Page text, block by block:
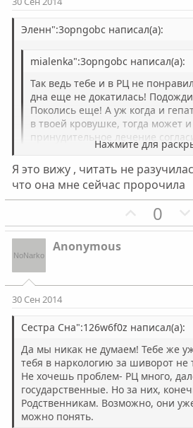
н
й
г
о
л
о
с
Эленн":3opngobc написал(а):
mialenka":3opngobc написал(а):
Так ведь тебе и в РЦ не
дна еще не докатилась!
Поколись еще! А уж когда и
в твоей кровушке, тогда может
принудительное лечение
крыша над головой была. А? Как
перспектива?
Нажмите для
Девушка, тут у всех история не
числе. С хорошими историями
&&nunu
Нажмите для
Я это вижу , читать не
что она мне сейчас пророчила
П
о
т
н
ы
й
г
о
л
0
Anonymous
30 Сен 2014
Сестра Сна":126w6f0z написал(а):
Да мы никак не думаем! Тебе же
тебя в наркологию за шиворот не
Не хочешь проблем- РЦ много,
государственные. Но за них,
Родственникам. Возможно, они
можно понять.